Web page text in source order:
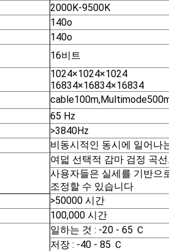
2000K-9500K
140o
140o
16비트
1024×1024×1024
16834×16834×16834
65 Hz
>3840Hz
비동시적인 동시에 일어나
여덟 선택적 감마 검정 곡
사용자들은 실세를 기반으
조정할 수 있습니다
>50000 시간
100,000 시간
일하는 것 : -20 - 65 Ｃ
저장 : -40 - 85 Ｃ